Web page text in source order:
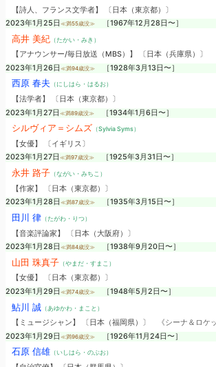
【詩人、フランス文学者】 〔日本（東京都）〕
2023年1月25日 ≪満55歳没≫ ［1967年12月28日〜］
高井 美紀（たかい・みき）
【アナウンサー/毎日放送（MBS）】 〔日本（兵庫県）〕
2023年1月26日 ≪満94歳没≫ ［1928年3月13日〜］
西原 春夫 （にしはら・はるお）
【法学者】 〔日本（東京都）〕
2023年1月27日 ≪満89歳没≫ ［1934年1月6日〜］
シルヴィア＝シムズ （Sylvia Syms）
【女優】 〔イギリス〕
2023年1月27日 ≪満97歳没≫ ［1925年3月31日〜］
永井 路子（ながい・みちこ）
【作家】 〔日本（東京都）〕
2023年1月28日 ≪満87歳没≫ ［1935年3月15日〜］
田川 律（たがわ・りつ）
【音楽評論家】 〔日本（大阪府）〕
2023年1月28日 ≪満84歳没≫ ［1938年9月20日〜］
山田 珠真子（やまだ・すまこ）
【女優】 〔日本（東京都）〕
2023年1月29日 ≪満74歳没≫ ［1948年5月2日〜］
鮎川 誠（あゆかわ・まこと）
【ミュージシャン】 〔日本（福岡県）〕
《シーナ＆ロケ
2023年1月29日 ≪満96歳没≫ ［1926年11月24日〜］
石原 信雄（いしはら・のぶお）